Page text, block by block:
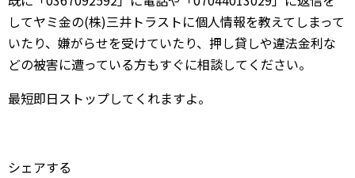
してヤミ金の(株)三井トラストに個人情報を教えてしまって
いたり、嫌がらせを受けていたり、押し貸しや違法金利な
どの被害に遭っている方もすぐに相談してください。
最短即日ストップしてくれますよ。
シェアする